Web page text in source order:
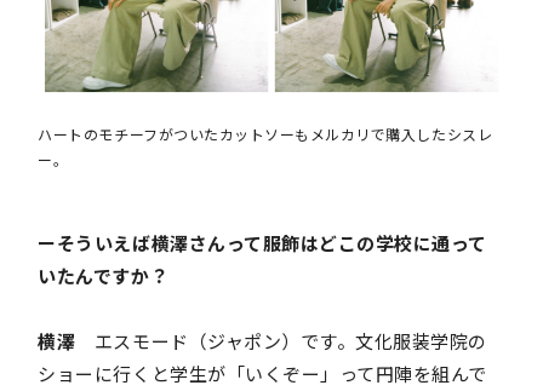
ハートのモチーフがついたカットソーもメルカリで購入したシスレ
ー。
ーそういえば横澤さんって服飾はどこの学校に通って
いたんですか？
横澤 エスモード（ジャポン）です。文化服装学院の
ショーに行くと学生が「いくぞー」って円陣を組んで